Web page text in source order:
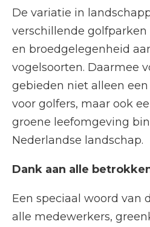
De variatie in
verschillende
en broedgelegenheid
vogelsoorten. Daarmee
gebieden niet alleen
voor golfers, maar ook
groene leefomgeving
Nederlandse landschap.
Dank aan alle
Een speciaal woord van
alle medewerkers,